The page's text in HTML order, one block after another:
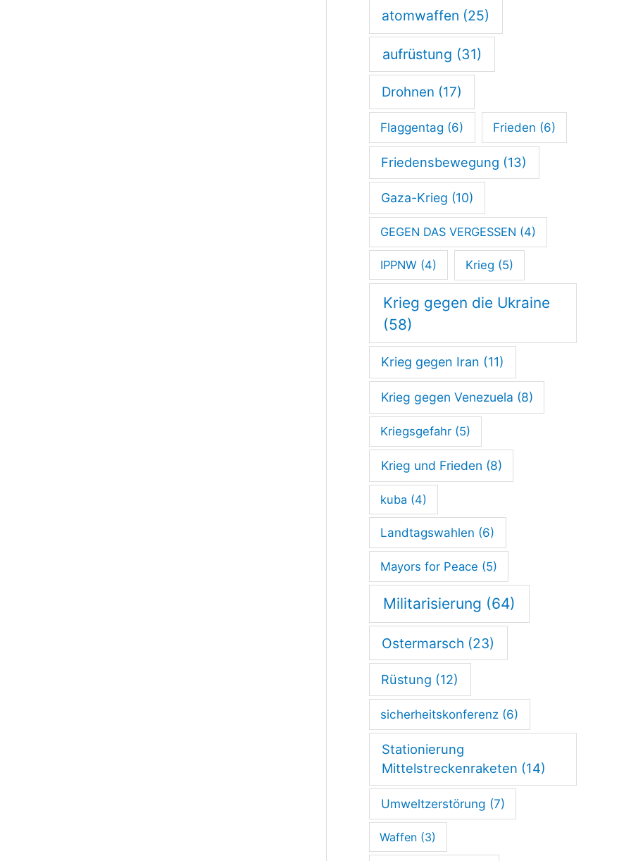
w
h
atomwaffen (25)
aufrüstung (31)
Drohnen (17)
Flaggentag (6) Frieden (6)
Friedensbewegung (13)
Gaza-Krieg (10)
GEGEN DAS VERGESSEN (4)
IPPNW (4) Krieg (5)
Krieg gegen die Ukraine
(58)
Krieg gegen Iran (11)
Krieg gegen Venezuela (8)
Kriegsgefahr (5)
Krieg und Frieden (8)
kuba (4)
Landtagswahlen (6)
Mayors for Peace (5)
Militarisierung (64)
Ostermarsch (23)
Rüstung (12)
sicherheitskonferenz (6)
Stationierung
Mittelstreckenraketen (14)
Umweltzerstörung (7)
Waffen (3)